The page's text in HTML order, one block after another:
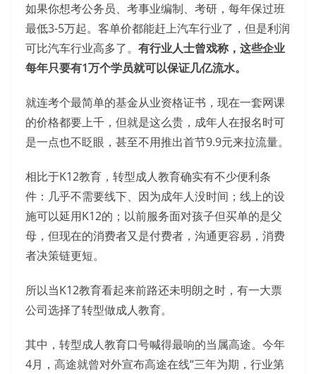
如果你想考公务员、考事业编制、考研，每年保过班
最低3-5万起。客单价都能赶上汽车行业了，但是利润
可比汽车行业高多了。 有行业人士曾戏称，这些企业
每年只要有1万个学员就可以保证几亿流水。
就连考个最简单的基金从业资格证书，现在一套网课
的价格都要上千，但就是这么贵，成年人在报名时可
是一点也不眨眼，甚至不用推出首节9.9元来拉流量。
相比于K12教育，转型成人教育确实有不少便利条
件：几乎不需要线下、因为成年人没时间；线上的设
施可以延用K12的；以前服务面对孩子但买单的是父
母，但现在的消费者又是付费者，沟通更容易，消费
者决策链更短。
所以当K12教育看起来前路还未明朗之时，有一大票
公司选择了转型做成人教育。
其中，转型成人教育口号喊得最响的当属高途。今年
4月，高途就曾对外宣布高途在线“三年为期，行业第